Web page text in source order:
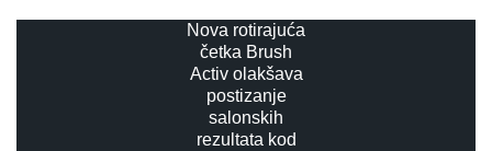
Nova rotirajuća
četka Brush
Activ olakšava
postizanje
salonskih
rezultata kod